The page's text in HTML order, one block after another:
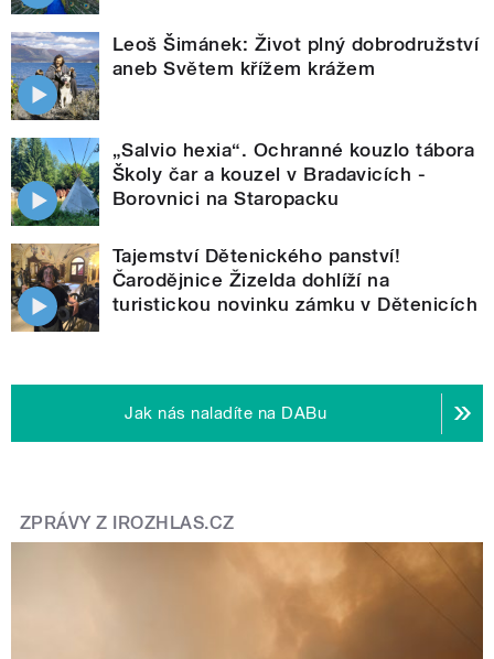
Leoš Šimánek: Život plný dobrodružství
aneb Světem křížem krážem
„Salvio hexia“. Ochranné kouzlo tábora
Školy čar a kouzel v Bradavicích -
Borovnici na Staropacku
Tajemství Dětenického panství!
Čarodějnice Žizelda dohlíží na
turistickou novinku zámku v Dětenicích
Jak nás naladíte na DABu
ZPRÁVY Z IROZHLAS.CZ